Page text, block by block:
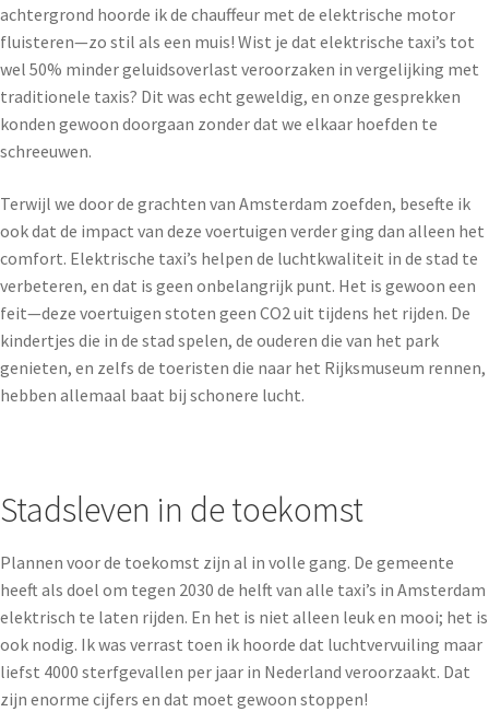
achtergrond hoorde ik de chauffeur met de elektrische motor
fluisteren—zo stil als een muis! Wist je dat elektrische taxi’s tot
wel 50% minder geluidsoverlast veroorzaken in vergelijking met
traditionele taxis? Dit was echt geweldig, en onze gesprekken
konden gewoon doorgaan zonder dat we elkaar hoefden te
schreeuwen.
Terwijl we door de grachten van Amsterdam zoefden, besefte ik
ook dat de impact van deze voertuigen verder ging dan alleen het
comfort. Elektrische taxi’s helpen de luchtkwaliteit in de stad te
verbeteren, en dat is geen onbelangrijk punt. Het is gewoon een
feit—deze voertuigen stoten geen CO2 uit tijdens het rijden. De
kindertjes die in de stad spelen, de ouderen die van het park
genieten, en zelfs de toeristen die naar het Rijksmuseum rennen,
hebben allemaal baat bij schonere lucht.
Stadsleven in de toekomst
Plannen voor de toekomst zijn al in volle gang. De gemeente
heeft als doel om tegen 2030 de helft van alle taxi’s in Amsterdam
elektrisch te laten rijden. En het is niet alleen leuk en mooi; het is
ook nodig. Ik was verrast toen ik hoorde dat luchtvervuiling maar
liefst 4000 sterfgevallen per jaar in Nederland veroorzaakt. Dat
zijn enorme cijfers en dat moet gewoon stoppen!